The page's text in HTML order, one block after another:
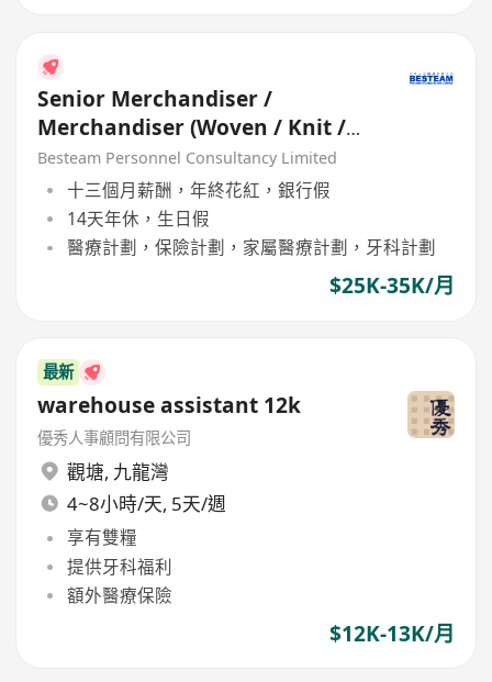
Senior Merchandiser /
Merchandiser (Woven / Knit /
Sweater) - 5 days
Besteam Personnel Consultancy Limited
十三個月薪酬，年終花紅，銀行假
14天年休，生日假
醫療計劃，保險計劃，家屬醫療計劃，牙科計劃
$25K-35K/月
最新
warehouse assistant 12k
優秀人事顧問有限公司
觀塘, 九龍灣
4~8小時/天, 5天/週
享有雙糧
提供牙科福利
額外醫療保險
$12K-13K/月